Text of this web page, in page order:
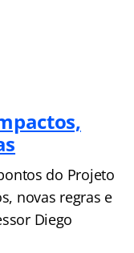
do Projeto
novas regras e
Diego